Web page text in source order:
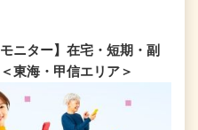
ニター】在宅・短期・副
東海・甲信エリア＞